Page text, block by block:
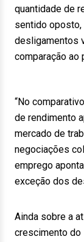
quantidade de
sentido oposto,
desligamentos
comparação ao
“No
de rendimento
mercado de
negociações
emprego
exceção dos
Ainda sobre a
crescimento do